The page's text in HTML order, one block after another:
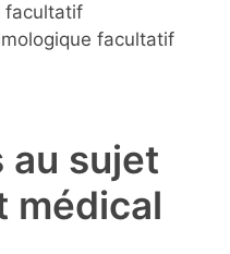
facultatif
facultatif
au sujet
médical